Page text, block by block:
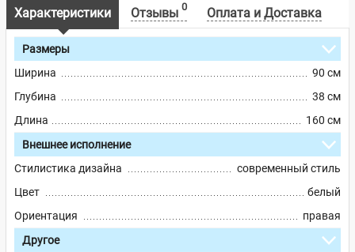
Характеристики Отзывы 0 Оплата и Доставка
Размеры
Ширина
90 см
Глубина
38 см
Длина
160 см
Внешнее исполнение
Стилистика дизайна
современный стиль
Цвет
белый
Ориентация
правая
Другое